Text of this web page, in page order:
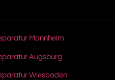
Mannheim
Augsburg
Wiesbaden